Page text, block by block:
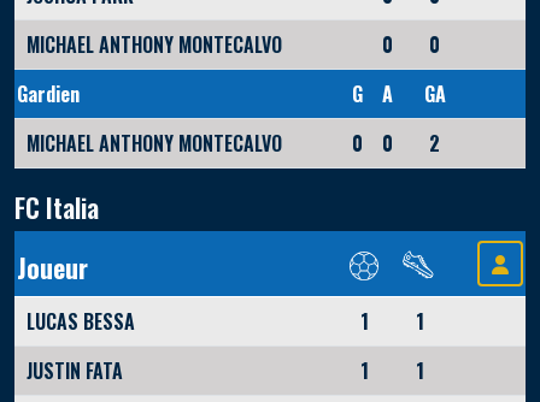
MICHAEL ANTHONY MONTECALVO
0
0
Gardien
G A
GA
MICHAEL ANTHONY MONTECALVO
0 0 2
FC Italia
Joueur
LUCAS BESSA 1
1
JUSTIN FATA
1
1